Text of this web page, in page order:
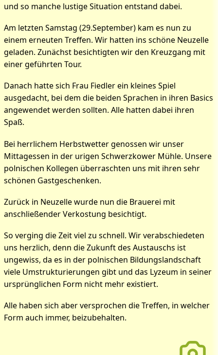
und so manche lustige Situation entstand dabei.
Am letzten Samstag (29.September) kam es nun zu
einem erneuten Treffen. Wir hatten ins schöne Neuzelle
geladen. Zunächst besichtigten wir den Kreuzgang mit
einer geführten Tour.
Danach hatte sich Frau Fiedler ein kleines Spiel
ausgedacht, bei dem die beiden Sprachen in ihren Basics
angewendet werden sollten. Alle hatten dabei ihren
Spaß.
Bei herrlichem Herbstwetter genossen wir unser
Mittagessen in der urigen Schwerzkower Mühle. Unsere
polnischen Kollegen überraschten uns mit ihren sehr
schönen Gastgeschenken.
Zurück in Neuzelle wurde nun die Brauerei mit
anschließender Verkostung besichtigt.
So verging die Zeit viel zu schnell. Wir verabschiedeten
uns herzlich, denn die Zukunft des Austauschs ist
ungewiss, da es in der polnischen Bildungslandschaft
viele Umstrukturierungen gibt und das Lyzeum in seiner
ursprünglichen Form nicht mehr existiert.
Alle haben sich aber versprochen die Treffen, in welcher
Form auch immer, beizubehalten.